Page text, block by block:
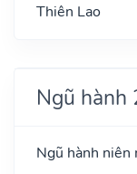
Thiên Lao
Ngũ
Ngũ hành niên